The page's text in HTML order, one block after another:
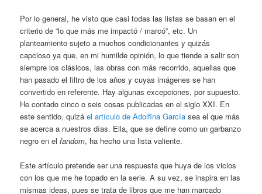
Por lo general, he visto que casi todas las listas se basan en el
criterio de “lo que más me impactó / marcó”, etc. Un
planteamiento sujeto a muchos condicionantes y quizás
capcioso ya que, en mi humilde opinión, lo que tiende a salir son
siempre los clásicos, las obras con más recorrido, aquellas que
han pasado el filtro de los años y cuyas imágenes se han
convertido en referente. Hay algunas excepciones, por supuesto.
He contado cinco o seis cosas publicadas en el siglo XXI. En
este sentido, quizáel artículo de Adolfina García sea el que más
se acerca a nuestros días. Ella, que se define como un garbanzo
negro en elfandom, ha hecho una lista valiente.
Este artículo pretende ser una respuesta que huya de los vicios
con los que me he topado en la serie. A su vez, se inspira en las
mismas ideas, pues se trata de libros que me han marcado